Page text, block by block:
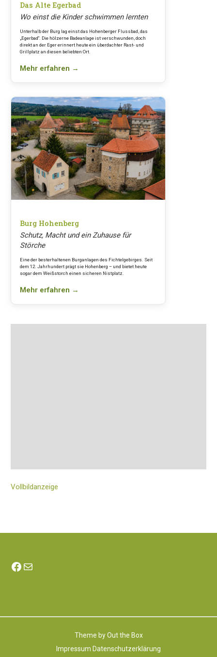
Das Alte Egerbad
Wo einst die Kinder schwimmen lernten
Unterhalb der Burg lag einst das Hohenberger Flussbad, das
„Egerbad“. Die hölzerne Badeanlage ist verschwunden, doch
direkt an der Eger erinnert heute ein überdachter Rast- und
Grillplatz an diesen beliebten Ort.
Mehr erfahren →
Burg Hohenberg
Schutz, Macht und ein Zuhause für
Störche
Eine der besterhaltenen Burganlagen des Fichtelgebirges. Seit
dem 12. Jahrhundert prägt sie Hohenberg – und bietet heute
sogar dem Weißstorch einen sicheren Nistplatz.
Mehr erfahren →
Vollbildanzeige
Facebook
E-Mail
Theme byOut the Box
Impressum Datenschutzerklärung